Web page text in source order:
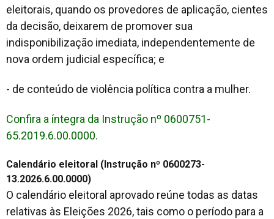
eleitorais, quando os provedores de aplicação, cientes
da decisão, deixarem de promover sua
indisponibilização imediata, independentemente de
nova ordem judicial específica; e
- de conteúdo de violência política contra a mulher.
Confira a íntegra da Instrução nº 0600751-
65.2019.6.00.0000.
Calendário eleitoral (Instrução nº 0600273-
13.2026.6.00.0000)
O calendário eleitoral aprovado reúne todas as datas
relativas às Eleições 2026, tais como o período para a